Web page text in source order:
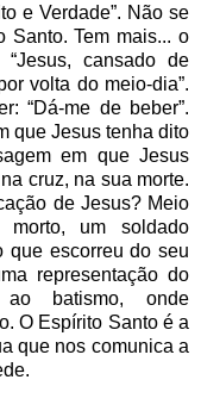
e Verdade”. Não se
Santo. Tem mais... o
cansado de
volta do meio-dia”.
“Dá-me de beber”.
que Jesus tenha dito
em que Jesus
cruz, na sua morte.
de Jesus? Meio
um soldado
que escorreu do seu
representação do
ao batismo, onde
O Espírito Santo é a
que nos comunica a